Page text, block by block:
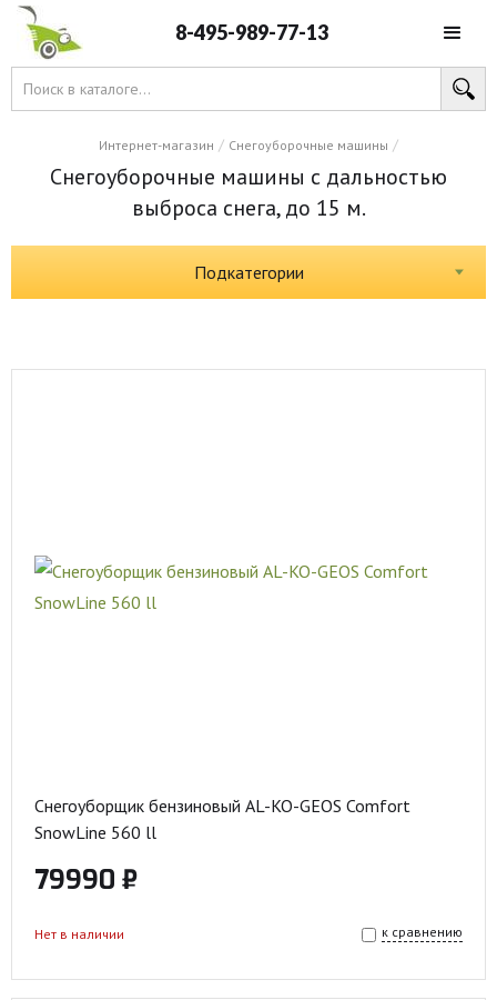
8-495-989-77-13
Интернет-магазин / Снегоуборочные машины /
Снегоуборочные машины с дальностью
выброса снега, до 15 м.
Подкатегории
Снегоуборщик бензиновый AL-KO-GEOS Comfort
SnowLine 560 ll
79990 ₽
к сравнению
Нет в наличии